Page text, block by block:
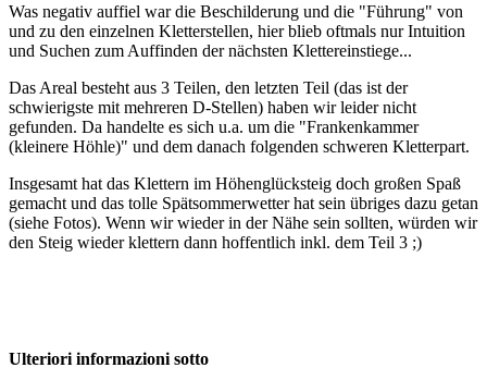
Was negativ auffiel war die Beschilderung und die "Führung" von
und zu den einzelnen Kletterstellen, hier blieb oftmals nur Intuition
und Suchen zum Auffinden der nächsten Klettereinstiege...
Das Areal besteht aus 3 Teilen, den letzten Teil (das ist der
schwierigste mit mehreren D-Stellen) haben wir leider nicht
gefunden. Da handelte es sich u.a. um die "Frankenkammer
(kleinere Höhle)" und dem danach folgenden schweren Kletterpart.
Insgesamt hat das Klettern im Höhenglücksteig doch großen Spaß
gemacht und das tolle Spätsommerwetter hat sein übriges dazu getan
(siehe Fotos). Wenn wir wieder in der Nähe sein sollten, würden wir
den Steig wieder klettern dann hoffentlich inkl. dem Teil 3 ;)
Ulteriori informazioni sotto